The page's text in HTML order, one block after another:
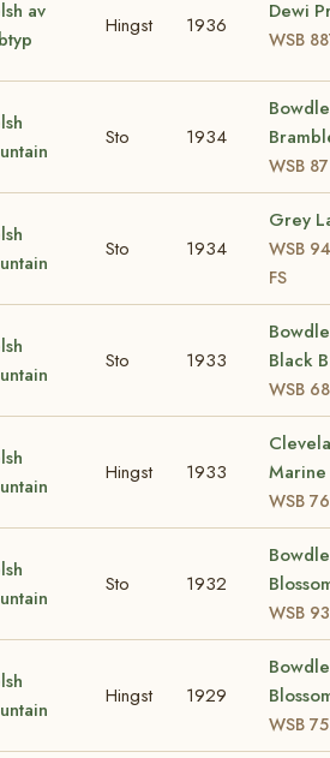
av
Hingst 1936
Dewi
WSB
Sto 1934
WSB
Sto 1934
Grey
WSB
FS
Sto 1933
Black
WSB
Hingst 1933
Marine
WSB
Sto 1932
WSB
Hingst 1929
WSB